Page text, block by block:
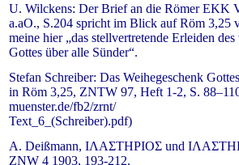
U. Wilckens: Der Brief an die Römer EKK
a.aO., S.204 spricht im Blick auf Röm 3,25
meine hier „das stellvertretende Erleiden
Gottes über alle Sünder“.
Stefan Schreiber: Das Weihegeschenk
in Röm 3,25, ZNTW 97, Heft 1-2, S.
muenster.de/fb2/zrnt/
Text_6_(Schreiber).pdf)
A. Deißmann, ΙΛΑΣΤΗΡΙΟΣ und
ZNW 4 1903, 193-212.